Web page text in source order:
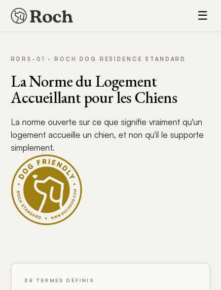
☰
RDRS-01 · ROCH DOG RESIDENCE STANDARD
La Norme du Logement
Accueillant pour les Chiens
La norme ouverte sur ce que signifie vraiment qu'un
logement accueille un chien, et non qu'il le supporte
simplement.
38 TERMES DÉFINIS